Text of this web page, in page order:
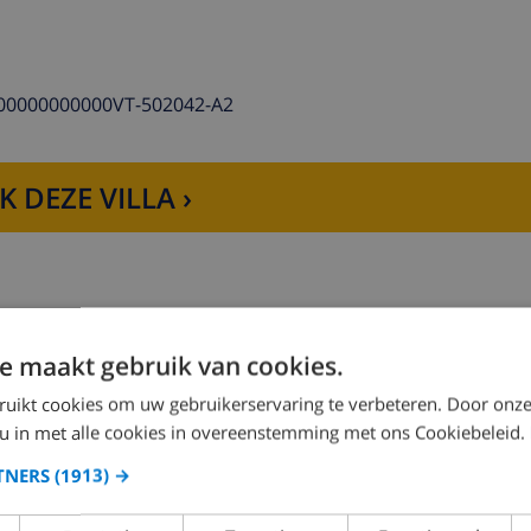
vaatwasser, koelkast-vriescombinatie,
en en-suite badkamer
en toilet
en toilet
502042-A2
DEZE VILLA ›
Slaapkamer 2:1x Tweepersoons bed
Slaapkamer 4:
maakt gebruik van cookies.
cookies om uw gebruikerservaring te verbeteren. Door
in met alle cookies in overeenstemming met ons Cookiebeleid.
(1913) →